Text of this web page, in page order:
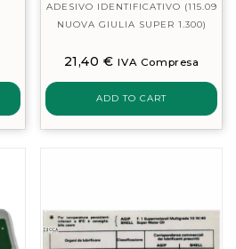
ADESIVO IDENTIFICATIVO (115.09
NUOVA GIULIA SUPER 1.300)
21,40€ IVA Compresa
ADD TO CART